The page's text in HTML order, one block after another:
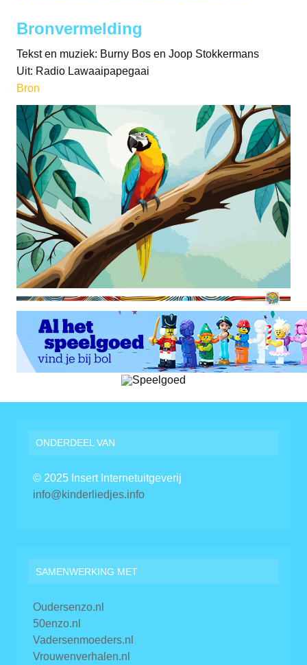
Bronvermelding
Tekst en muziek: Burny Bos en Joop Stokkermans
Uit: Radio Lawaaipapegaai
Bron
ONDERDEEL VAN
© 2025 Insert Internetuitgeverij
info@kinderliedjes.info
SAMENWERKING MET
Oudersenzo.nl
50enzo.nl
Vadersenmoeders.nl
Vrouwenverhalen.nl